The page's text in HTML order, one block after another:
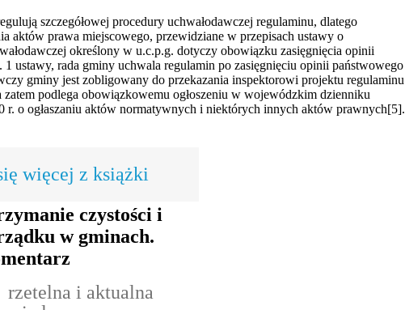
szczegółowej procedury uchwałodawczej regulaminu, dlatego
aktów prawa miejscowego, przewidziane w przepisach ustawy o
określony w u.c.p.g. dotyczy obowiązku zasięgnięcia opinii
ustawy, rada gminy uchwala regulamin po zasięgnięciu opinii państwowego
gminy jest zobligowany do przekazania inspektorowi projektu regulaminu
podlega obowiązkowemu ogłoszeniu w wojewódzkim dzienniku
o ogłaszaniu aktów normatywnych i niektórych innych aktów prawnych[5].
więcej z książki
czystości i
w gminach.
rzetelna i aktualna